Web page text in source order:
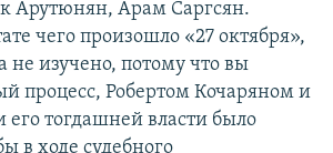
Арутюнян, Арам Саргсян.
чего произошло «27 октября»,
не изучено, потому что вы
процесс, Робертом Кочаряном и
его тогдашней власти было
в ходе судебного